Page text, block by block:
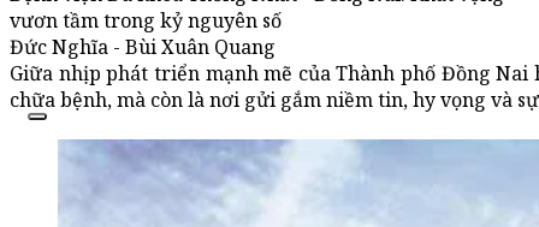
vươn tầm trong kỷ nguyên số
Đức Nghĩa - Bùi Xuân Quang
Giữa nhịp phát triển mạnh mẽ của Thành phố Đồng
chữa bệnh, mà còn là nơi gửi gắm niềm tin, hy vọng và